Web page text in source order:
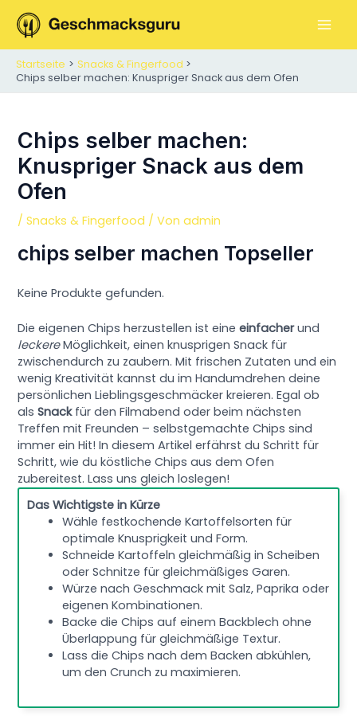
Inhalt
springen
Startseite
Snacks & Fingerfood
Chips selber machen: Knuspriger Snack aus dem Ofen
Chips selber machen:
Knuspriger Snack aus dem
Ofen
/Snacks & Fingerfood / Vonadmin
chips selber machen Topseller
Keine Produkte gefunden.
Die eigenen Chips herzustellen ist eineeinfacherund
leckereMöglichkeit, einen knusprigen Snack für
zwischendurch zu zaubern. Mit frischen Zutaten und ein
wenig Kreativität kannst du im Handumdrehen deine
persönlichen Lieblingsgeschmäcker kreieren. Egal ob
alsSnackfür den Filmabend oder beim nächsten
Treffen mit Freunden – selbstgemachte Chips sind
immer ein Hit! In diesem Artikel erfährst du Schritt für
Schritt, wie du köstliche Chips aus dem Ofen
zubereitest. Lass uns gleich loslegen!
Das Wichtigste in Kürze
Wähle festkochende Kartoffelsorten für
optimale Knusprigkeit und Form.
Schneide Kartoffeln gleichmäßig in Scheiben
oder Schnitze für gleichmäßiges Garen.
Würze nach Geschmack mit Salz, Paprika oder
eigenen Kombinationen.
Backe die Chips auf einem Backblech ohne
Überlappung für gleichmäßige Textur.
Lass die Chips nach dem Backen abkühlen,
um den Crunch zu maximieren.